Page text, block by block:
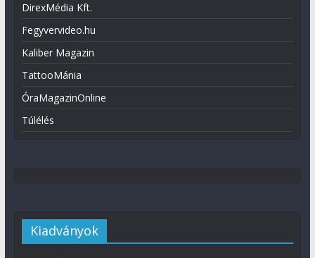
DirexMédia Kft.
Fegyvervideo.hu
Kaliber Magazin
TattooMánia
ÓraMagazinOnline
Túlélés
Kiadványok